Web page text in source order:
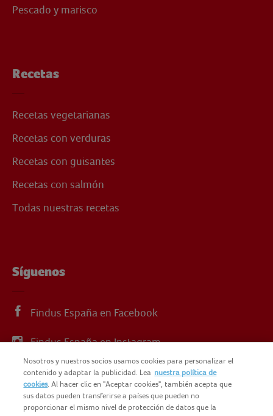
Pescado y marisco
Recetas
Recetas vegetarianas
Recetas con verduras
Recetas con guisantes
Recetas con salmón
Todas nuestras recetas
Síguenos
Findus España en Facebook
Findus España en Instagram
Findus España en X
Nosotros y nuestros socios usamos cookies para personalizar el
contenido y adaptar la publicidad. Lea nuestra política de
cookies. Al hacer clic en "Aceptar cookies", también acepta que
sus datos pueden transferirse a países que pueden no
proporcionar el mismo nivel de protección de datos que la